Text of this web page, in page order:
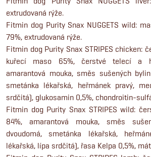
extrudovaná rýže.
Fitmin dog Purity Snax NUGGETS wild:
79%, extrudovaná rýže.
Fitmin dog Purity Snax STRIPES chicken:
kuřecí maso 65%, čerstvé telecí a
amarantová mouka, směs sušených
smetánka lékařská, heřmánek pravý,
srdčitá), glukosamin 0,5%, chondroitin-
Fitmin dog Purity Snax STRIPES wild:
84%, amarantová mouka, směs
dvoudomá, smetánka lékařská,
lékařská, lípa srdčitá), řasa Kelpa 0,5%,